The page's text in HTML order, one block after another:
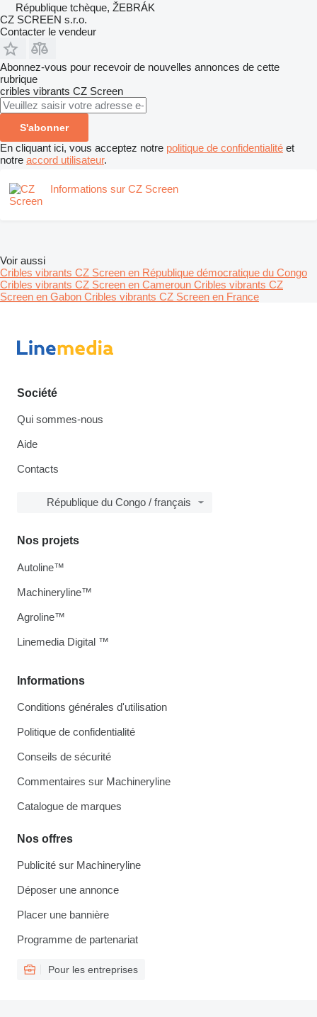
République tchèque, ŽEBRÁK
CZ SCREEN s.r.o.
Contacter le vendeur
Abonnez-vous pour recevoir de nouvelles annonces de cette
rubrique
cribles vibrants CZ Screen
S'abonner
En cliquant ici, vous acceptez notre politique de confidentialité et
notre accord utilisateur.
Informations sur CZ Screen
Voir aussi
Cribles vibrants CZ Screen en République démocratique du Congo
Cribles vibrants CZ Screen en Cameroun Cribles vibrants CZ
Screen en Gabon Cribles vibrants CZ Screen en France
Société
Qui sommes-nous
Aide
Contacts
République du Congo / français
Informations
Conditions générales d'utilisation
Politique de confidentialité
Conseils de sécurité
Commentaires sur Machineryline
Catalogue de marques
Nos offres
Publicité sur Machineryline
Déposer une annonce
Placer une bannière
Programme de partenariat
Pour les entreprises
Nos projets
Autoline™
Machineryline™
Agroline™
Linemedia Digital ™